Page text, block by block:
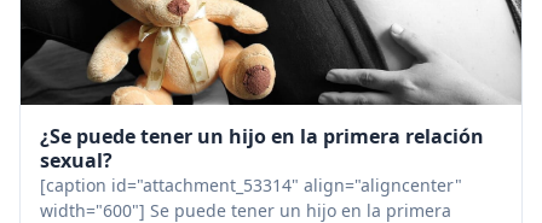
¿Se puede tener un hijo en la primera relación
sexual?
[caption id="attachment_53314" align="aligncenter"
width="600"] Se puede tener un hijo en la primera